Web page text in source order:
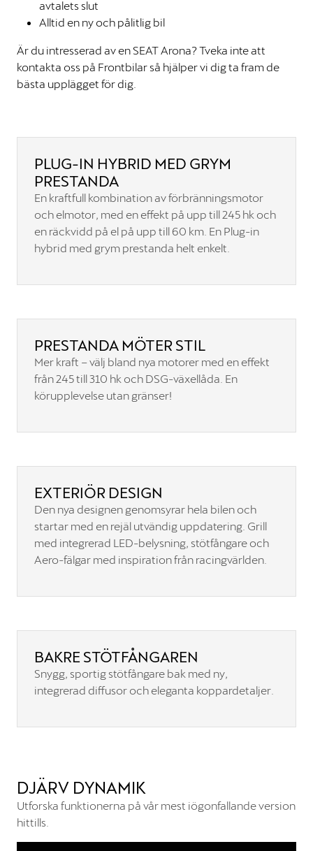
avtalets slut
Alltid en ny och pålitlig bil
Är du intresserad av en SEAT Arona? Tveka inte att
kontakta oss på Frontbilar så hjälper vi dig ta fram de
bästa upplägget för dig.
PLUG-IN HYBRID MED GRYM
PRESTANDA
En kraftfull kombination av förbränningsmotor
och elmotor, med en effekt på upp till 245 hk och
en räckvidd på el på upp till 60 km. En Plug-in
hybrid med grym prestanda helt enkelt.
PRESTANDA MÖTER STIL
Mer kraft – välj bland nya motorer med en effekt
från 245 till 310 hk och DSG-växellåda. En
körupplevelse utan gränser!
EXTERIÖR DESIGN
Den nya designen genomsyrar hela bilen och
startar med en rejäl utvändig uppdatering. Grill
med integrerad LED-belysning, stötfångare och
Aero-fälgar med inspiration från racingvärlden.
BAKRE STÖTFÅNGAREN
Snygg, sportig stötfångare bak med ny,
integrerad diffusor och eleganta koppardetaljer.
DJÄRV DYNAMIK
Utforska funktionerna på vår mest iögonfallande version
hittills.